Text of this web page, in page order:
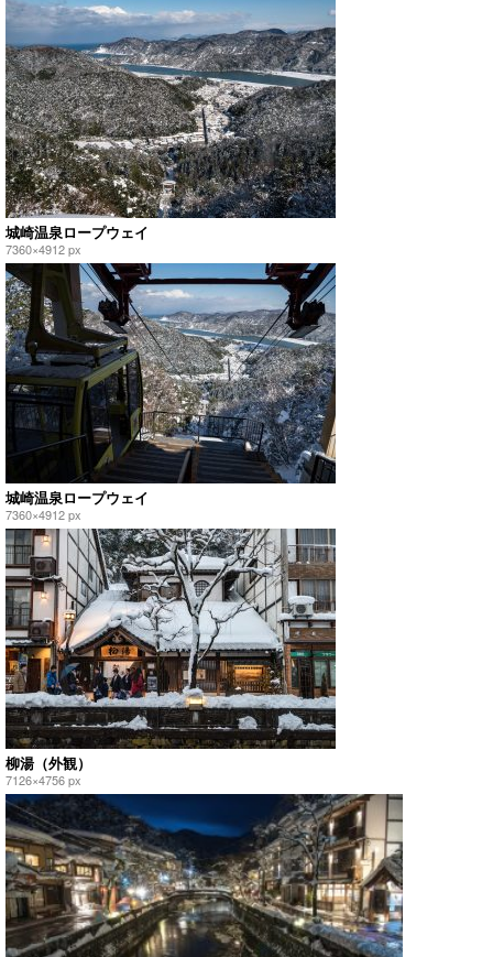
城崎温泉ロープウェイ
7360×4912 px
城崎温泉ロープウェイ
7360×4912 px
柳湯（外観）
7126×4756 px